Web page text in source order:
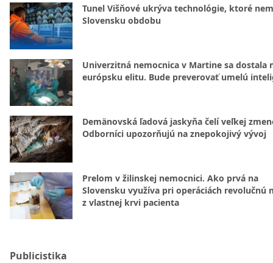
Tunel Višňové ukrýva technológie, ktoré
Slovensku obdobu
Univerzitná nemocnica v Martine sa dostala
európsku elitu. Bude preverovať umelú
Demänovská ľadová jaskyňa čelí veľkej
Odborníci upozorňujú na znepokojivý vývoj
Prelom v žilinskej nemocnici. Ako prvá na
Slovensku využíva pri operáciách revolučnú
z vlastnej krvi pacienta
Publicistika